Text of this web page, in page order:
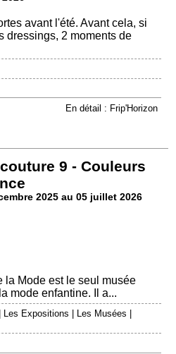
avant l'été. Avant cela, si
dressings, 2 moments de
En détail : Frip'Horizon
9 - Couleurs
2025 au 05 juillet 2026
la Mode est le seul musée
mode enfantine. Il a...
Les Expositions Les Musées